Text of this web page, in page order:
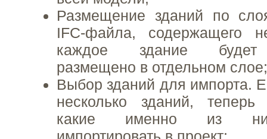
Размещение зданий по
IFC-файла, содержащего
каждое здание будет
размещено в отдельном слое;
Выбор зданий для импорта.
несколько зданий,
какие именно из